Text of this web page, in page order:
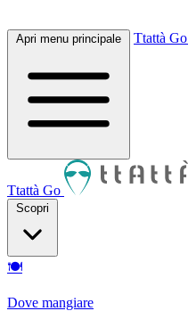
Apri menu principale Ttattà Go
Ttattà Go
Scopri
🍽
Dove mangiare